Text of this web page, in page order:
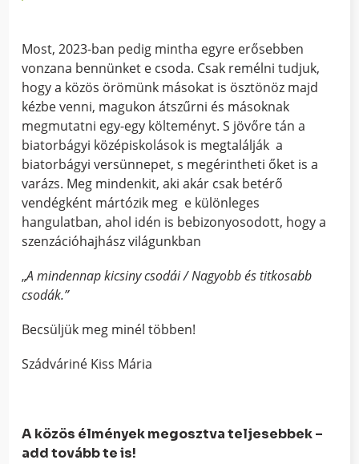
Most, 2023-ban pedig mintha egyre erősebben
vonzana bennünket e csoda. Csak remélni tudjuk,
hogy a közös örömünk másokat is ösztönöz majd
kézbe venni, magukon átszűrni és másoknak
megmutatni egy-egy költeményt. S jövőre tán a
biatorbágyi középiskolások is megtalálják a
biatorbágyi versünnepet, s megérintheti őket is a
varázs. Meg mindenkit, aki akár csak betérő
vendégként mártózik meg e különleges
hangulatban, ahol idén is bebizonyosodott, hogy a
szenzációhajhász világunkban
„A mindennap kicsiny csodái / Nagyobb és titkosabb
csodák.”
Becsüljük meg minél többen!
Szádváriné Kiss Mária
A közös élmények megosztva teljesebbek –
add tovább te is!